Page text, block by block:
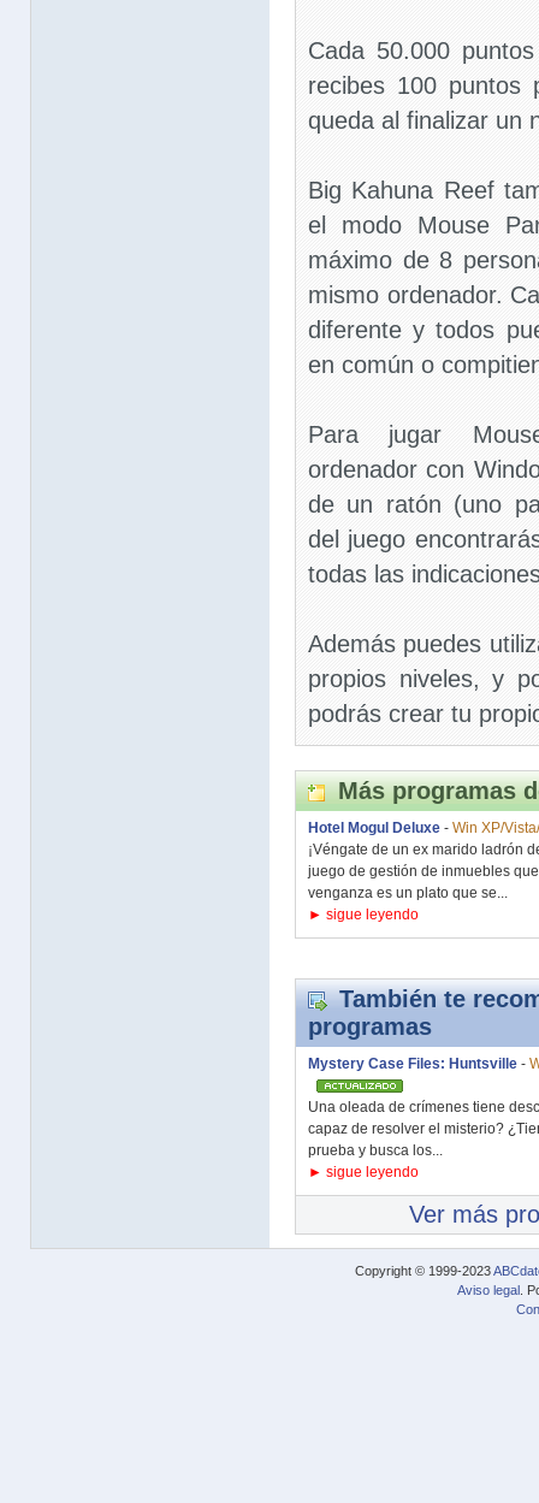
Cada 50.000
recibes 100 puntos
queda al finalizar un
Big Kahuna Reef
el modo Mouse
máximo de 8
mismo ordenador.
diferente y todos
en común o
Para jugar
ordenador con
de un ratón (uno
del juego
todas las
Además puedes
propios niveles, y
podrás crear tu
Más programas
Hotel Mogul Deluxe - Win XP/
¡Véngate de un ex marido ladrón
juego de gestión de inmuebles
venganza es un plato que se...
► sigue leyendo
También te
programas
Mystery Case Files: Huntsville -
Una oleada de crímenes tiene
capaz de resolver el misterio?
prueba y busca los...
► sigue leyendo
Ver más
Copyright © 1999-2023
Aviso legal .